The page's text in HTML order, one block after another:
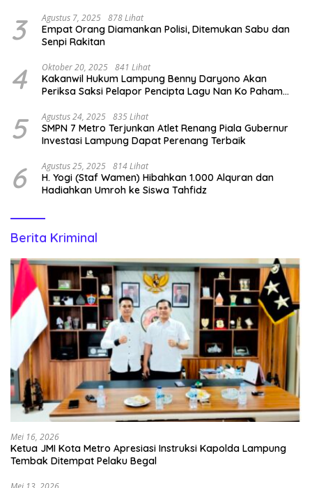
3 Agustus 7, 2025 878 Lihat
Empat Orang Diamankan Polisi, Ditemukan Sabu dan
Senpi Rakitan
4 Oktober 20, 2025 841 Lihat
Kakanwil Hukum Lampung Benny Daryono Akan
Periksa Saksi Pelapor Pencipta Lagu Nan Ko Paham
5 Agustus 24, 2025 835 Lihat
SMPN 7 Metro Terjunkan Atlet Renang Piala Gubernur
Investasi Lampung Dapat Perenang Terbaik
6 Agustus 25, 2025 814 Lihat
H. Yogi (Staf Wamen) Hibahkan 1.000 Alquran dan
Hadiahkan Umroh ke Siswa Tahfidz
Berita Kriminal
Mei 16, 2026
Ketua JMI Kota Metro Apresiasi Instruksi Kapolda Lampung
Tembak Ditempat Pelaku Begal